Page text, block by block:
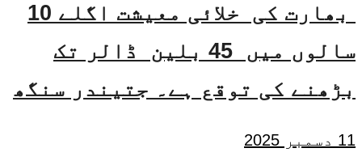
بھارت کی خلائی معیشت اگلے 10
سالوں میں 45 بلین ڈالر تک
بڑھنے کی توقع ہے۔ جتیندر سنگھ
11 دسمبر 2025